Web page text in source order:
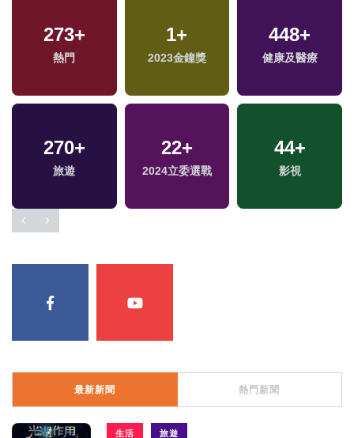
273+
熱門
1+
2023金鐘獎
448+
健康及醫療
270+
旅遊
22+
2024立委選戰
44+
影視
13+
評論
1+
兩岸藝苑天地
488+
綜合
45+
兩岸
10+
2024總統大選
905+
社會
最新新聞 熱門新聞
生活 旅遊